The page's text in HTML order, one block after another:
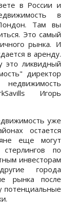
в России и
в
Там вы
Это самый
рынка. И
в аренду.
это ликвидный
директор
Игорь
уже
остается
еще могут
по
инвесторам
города
рынка после
потенциальные